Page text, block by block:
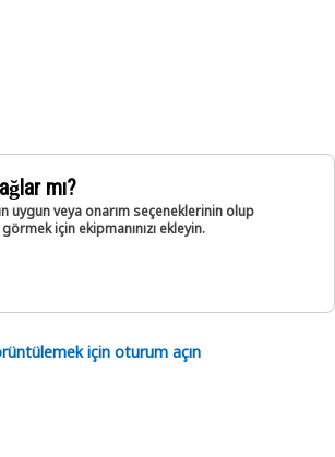
mı?
uygun veya onarım seçeneklerinin olup
görmek için ekipmanınızı ekleyin.
için oturum açın